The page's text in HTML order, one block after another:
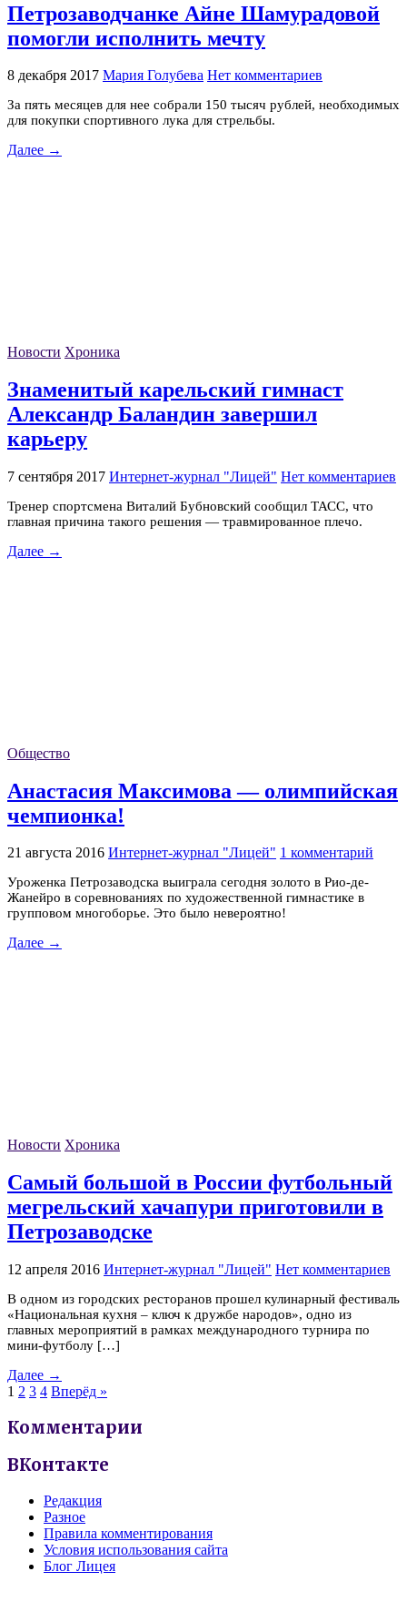
Петрозаводчанке Айне Шамурадовой
помогли исполнить мечту
8 декабря 2017 Мария Голубева Нет комментариев
За пять месяцев для нее собрали 150 тысяч рублей, необходимых
для покупки спортивного лука для стрельбы.
Далее →
Новости Хроника
Знаменитый карельский гимнаст
Александр Баландин завершил
карьеру
7 сентября 2017 Интернет-журнал "Лицей" Нет комментариев
Тренер спортсмена Виталий Бубновский сообщил ТАСС, что
главная причина такого решения — травмированное плечо.
Далее →
Общество
Анастасия Максимова — олимпийская
чемпионка!
21 августа 2016 Интернет-журнал "Лицей" 1 комментарий
Уроженка Петрозаводска выиграла сегодня золото в Рио-де-
Жанейро в соревнованиях по художественной гимнастике в
групповом многоборье. Это было невероятно!
Далее →
Новости Хроника
Самый большой в России футбольный
мегрельский хачапури приготовили в
Петрозаводске
12 апреля 2016 Интернет-журнал "Лицей" Нет комментариев
В одном из городских ресторанов прошел кулинарный фестиваль
«Национальная кухня – ключ к дружбе народов», одно из
главных мероприятий в рамках международного турнира по
мини-футболу […]
Далее →
1 2 3 4 Вперёд »
Комментарии
ВКонтакте
Редакция
Разное
Правила комментирования
Условия использования сайта
Блог Лицея